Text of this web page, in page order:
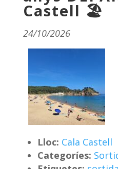
Castell 🏖️
24/10/2026
Lloc: Cala Castell
Categoríes: